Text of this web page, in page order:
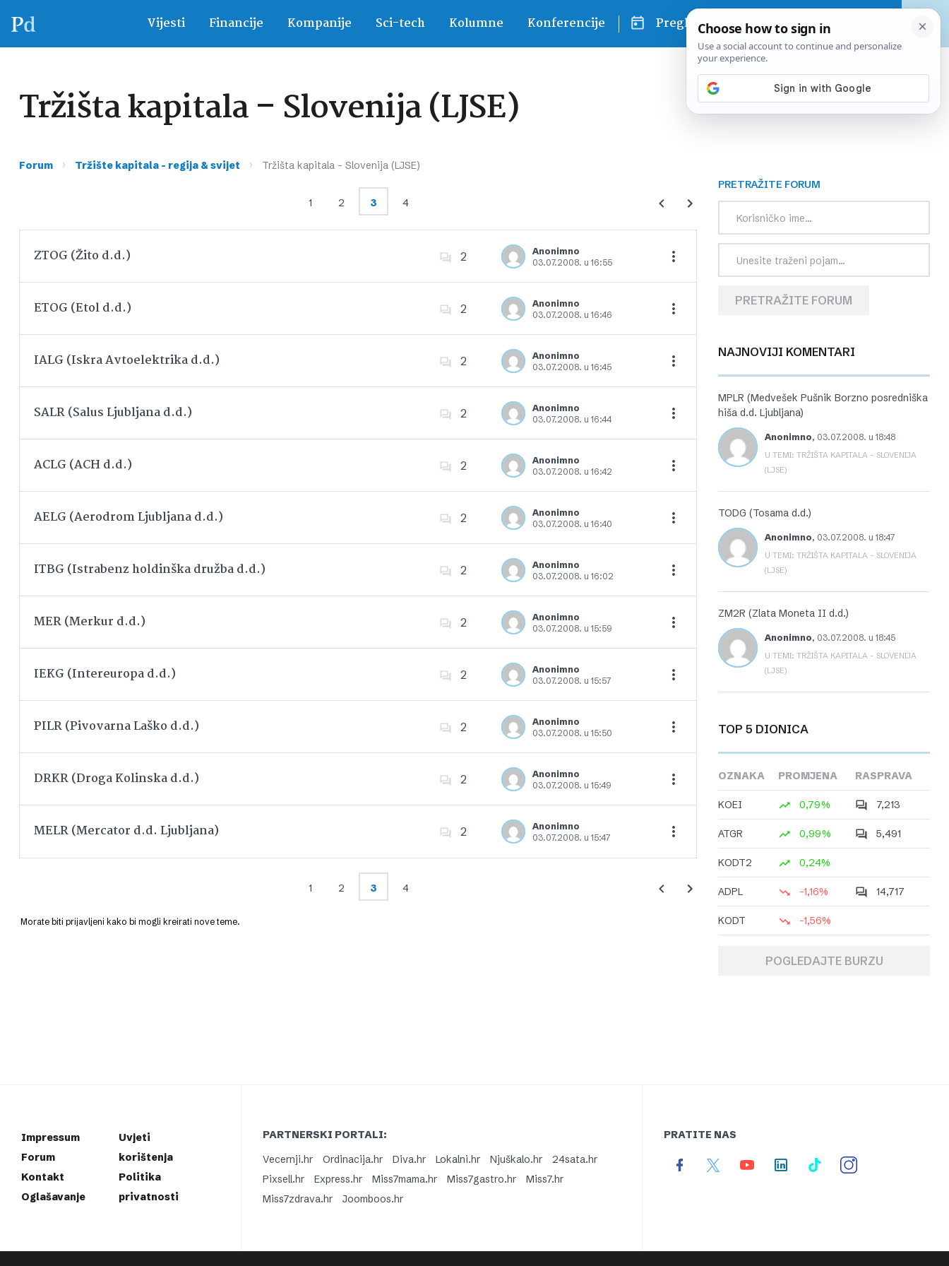
Vijesti Financije Kompanije Sci-tech Kolumne Konferencije Pregled dana
Tržišta kapitala – Slovenija (LJSE)
Forum › Tržište kapitala – regija & svijet › Tržišta kapitala – Slovenija (LJSE)
1 2 3 4
ZTOG (Žito d.d.) 2
Anonimno
03.07.2008. u 16:55
Dodajte u favorite
ETOG (Etol d.d.) 2
Anonimno
03.07.2008. u 16:46
Dodajte u favorite
IALG (Iskra Avtoelektrika d.d.) 2
Anonimno
03.07.2008. u 16:45
Dodajte u favorite
SALR (Salus Ljubljana d.d.) 2
Anonimno
03.07.2008. u 16:44
Dodajte u favorite
ACLG (ACH d.d.) 2
Anonimno
03.07.2008. u 16:42
Dodajte u favorite
AELG (Aerodrom Ljubljana d.d.) 2
Anonimno
03.07.2008. u 16:40
Dodajte u favorite
ITBG (Istrabenz holdinška družba d.d.) 2
Anonimno
03.07.2008. u 16:02
Dodajte u favorite
MER (Merkur d.d.) 2
Anonimno
03.07.2008. u 15:59
Dodajte u favorite
IEKG (Intereuropa d.d.) 2
Anonimno
03.07.2008. u 15:57
Dodajte u favorite
PILR (Pivovarna Laško d.d.) 2
Anonimno
03.07.2008. u 15:50
Dodajte u favorite
DRKR (Droga Kolinska d.d.) 2
Anonimno
03.07.2008. u 15:49
Dodajte u favorite
MELR (Mercator d.d. Ljubljana) 2
Anonimno
03.07.2008. u 15:47
1 2 3 4
Morate biti prijavljeni kako bi mogli kreirati nove teme.
PRETRAŽITE FORUM
PRETRAŽITE FORUM
NAJNOVIJI KOMENTARI
MPLR (Medvešek Pušnik Borzno posredniška
hiša d.d. Ljubljana)
Anonimno, 03.07.2008. u 18:48
U TEMI: TRŽIŠTA KAPITALA – SLOVENIJA
(LJSE)
TODG (Tosama d.d.)
Anonimno, 03.07.2008. u 18:47
U TEMI: TRŽIŠTA KAPITALA – SLOVENIJA
(LJSE)
ZM2R (Zlata Moneta II d.d.)
Anonimno, 03.07.2008. u 18:45
U TEMI: TRŽIŠTA KAPITALA – SLOVENIJA
(LJSE)
TOP 5 DIONICA
OZNAKA PROMJENA RASPRAVA
KOEI 0,79% 7,213
ATGR 0,99% 5,491
KODT2 0,24%
ADPL -1,16% 14,717
KODT -1,56%
POGLEDAJTE BURZU
Impressum
Forum
Kontakt
Oglašavanje
Uvjeti
korištenja
Politika
privatnosti
PARTNERSKI PORTALI:
Vecernji.hr
Ordinacija.hr Diva.hr Lokalni.hr Njuškalo.hr
24sata.hr
Pixsell.hr
Express.hr Miss7mama.hr Miss7gastro.hr
Miss7.hr
Miss7zdrava.hr
Joomboos.hr
PRATITE NAS